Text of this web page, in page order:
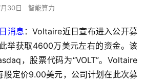
30日 智能算力
消息 ：Voltaire近日宣布进入公开募
举获取4600万美元左右的资金。该
，股票代码为“VOLT”。Voltaire
股定价9.00美元，公司计划在此次募